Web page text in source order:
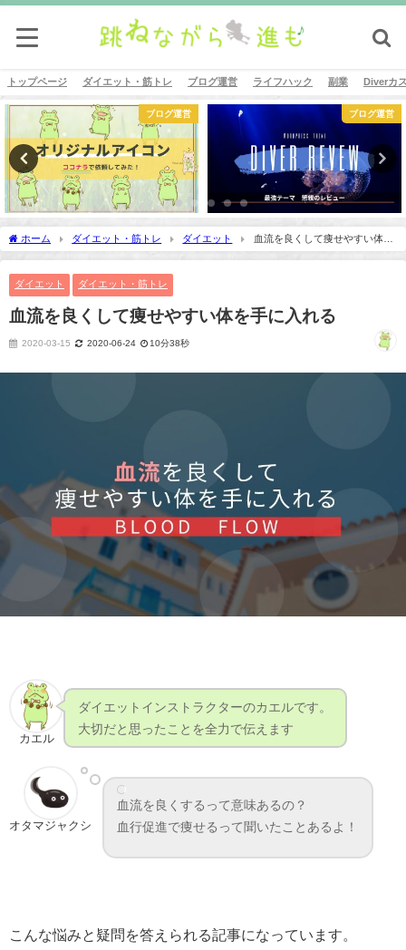
トップページ ダイエット・筋トレ ブログ運営 ライフハック 副業 Diverカ
ブログ運営 Diverカスタム
ホーム ダイエット・筋トレ ダイエット
血流を良くして痩せやすい体を
手に入れる
ダイエット ダイエット・筋トレ
血流を良くして痩せやすい体を手に入れる
2020-03-15 2020-06-24 10分38秒
カエル
ダイエットインストラクターのカエルです。
大切だと思ったことを全力で伝えます
オタマジャクシ
血流を良くするって意味あるの？
血行促進で痩せるって聞いたことあるよ！
こんな悩みと疑問を答えられる記事になっています。